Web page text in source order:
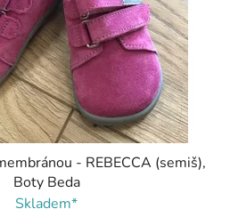
- REBECCA (semiš),
Boty Beda
Skladem*